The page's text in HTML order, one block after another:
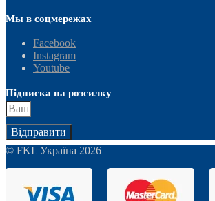
Мы в соцмережах
Facebook
Instagram
Youtube
Підписка на розсилку
Відправити
© FKL Україна 2026